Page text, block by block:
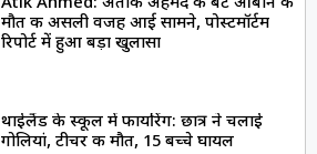
मौत की असली वजह आई सामने, पोस्टमॉर्टम
रिपोर्ट में हुआ बड़ा खुलासा
थाईलैंड के स्कूल में फायरिंग: छात्र ने चलाई
गोलियां, टीचर की मौत, 15 बच्चे घायल